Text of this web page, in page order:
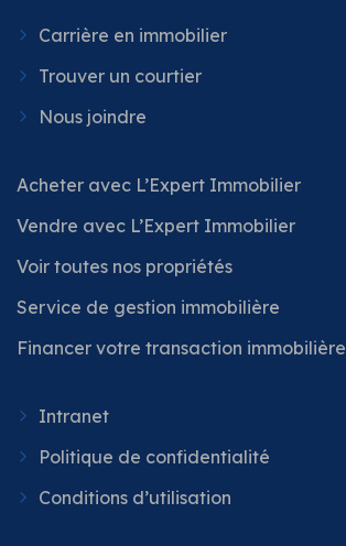
Carrière en immobilier
Trouver un courtier
Nous joindre
Acheter avec L’Expert Immobilier
Vendre avec L’Expert Immobilier
Voir toutes nos propriétés
Service de gestion immobilière
Financer votre transaction immobilière
Intranet
Politique de confidentialité
Conditions d’utilisation